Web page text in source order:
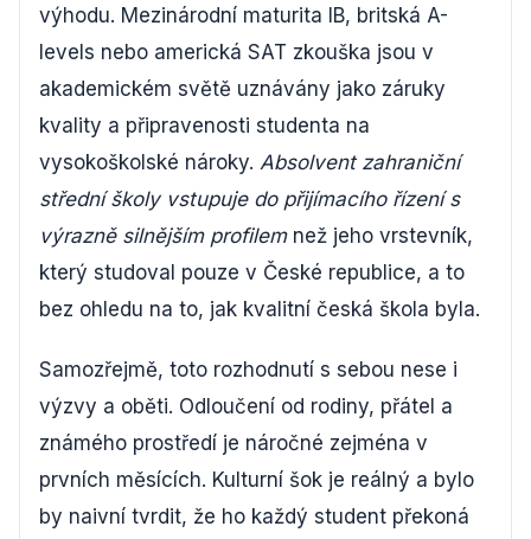
výhodu. Mezinárodní maturita IB, britská A-
levels nebo americká SAT zkouška jsou v
akademickém světě uznávány jako záruky
kvality a připravenosti studenta na
vysokoškolské nároky. Absolvent zahraniční
střední školy vstupuje do přijímacího řízení s
výrazně silnějším profilemnež jeho vrstevník,
který studoval pouze v České republice, a to
bez ohledu na to, jak kvalitní česká škola byla.
Samozřejmě, toto rozhodnutí s sebou nese i
výzvy a oběti. Odloučení od rodiny, přátel a
známého prostředí je náročné zejména v
prvních měsících. Kulturní šok je reálný a bylo
by naivní tvrdit, že ho každý student překoná